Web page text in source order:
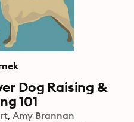
Dog Raising &
101
Amy Brannan